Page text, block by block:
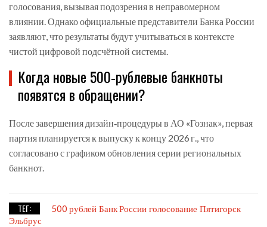
голосования, вызывая подозрения в неправомерном
влиянии. Однако официальные представители Банка России
заявляют, что результаты будут учитываться в контексте
чистой цифровой подсчётной системы.
Когда новые 500‑рублевые банкноты
появятся в обращении?
После завершения дизайн‑процедуры в АО «Гознак», первая
партия планируется к выпуску к концу 2026 г., что
согласовано с графиком обновления серии региональных
банкнот.
ТЕГ: 500 рублей Банк России голосование Пятигорск
Эльбрус